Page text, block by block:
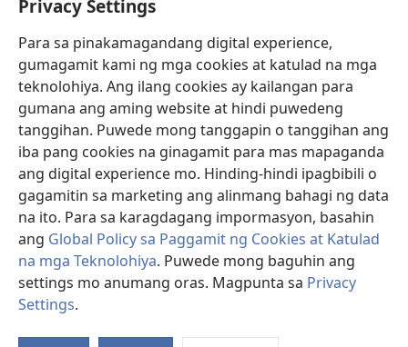
Privacy Settings
Para sa pinakamagandang digital experience,
gumagamit kami ng mga cookies at katulad na mga
teknolohiya. Ang ilang cookies ay kailangan para
gumana ang aming website at hindi puwedeng
tanggihan. Puwede mong tanggapin o tanggihan ang
iba pang cookies na ginagamit para mas mapaganda
ang digital experience mo. Hinding-hindi ipagbibili o
gagamitin sa marketing ang alinmang bahagi ng data
na ito. Para sa karagdagang impormasyon, basahin
ang Global Policy sa Paggamit ng Cookies at Katulad
na mga Teknolohiya. Puwede mong baguhin ang
settings mo anumang oras. Magpunta sa Privacy
Settings.
(may
na
bagong
window)
Watchtower ONLINE LIBRARY™
(may
bubukas
na
bagong
window)
JW Hub ®
(may
bubukas
bagong
window)
JW Library ®
Watchtower Library®
Copyright
KASUNDUAN SA PAGGAMIT